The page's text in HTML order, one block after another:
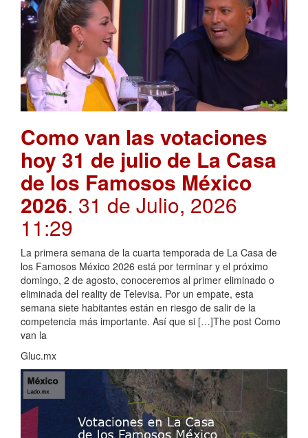
Como van las votaciones
hoy 31 de julio de La Casa
de los Famosos México
2026. 31 de Julio, 2026
11:29
La primera semana de la cuarta temporada de La Casa de
los Famosos México 2026 está por terminar y el próximo
domingo, 2 de agosto, conoceremos al primer eliminado o
eliminada del reality de Televisa. Por un empate, esta
semana siete habitantes están en riesgo de salir de la
competencia más importante. Así que si […]The post Como
van la
Gluc.mx